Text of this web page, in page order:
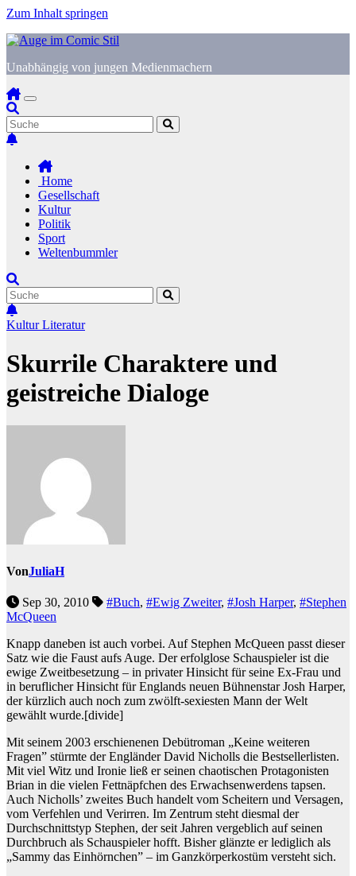
Zum Inhalt springen
Unabhängig von jungen Medienmachern
Home
Gesellschaft
Kultur
Politik
Sport
Weltenbummler
KulturLiteratur
Skurrile Charaktere und
geistreiche Dialoge
VonJuliaH
Sep 30, 2010 #Buch, #Ewig Zweiter, #Josh Harper, #Stephen
McQueen
Knapp daneben ist auch vorbei. Auf Stephen McQueen passt dieser
Satz wie die Faust aufs Auge. Der erfolglose Schauspieler ist die
ewige Zweitbesetzung – in privater Hinsicht für seine Ex-Frau und
in beruflicher Hinsicht für Englands neuen Bühnenstar Josh Harper,
der kürzlich auch noch zum zwölft-sexiesten Mann der Welt
gewählt wurde.[divide]
Mit seinem 2003 erschienenen Debütroman „Keine weiteren
Fragen” stürmte der Engländer David Nicholls die Bestsellerlisten.
Mit viel Witz und Ironie ließ er seinen chaotischen Protagonisten
Brian in die vielen Fettnäpfchen des Erwachsenwerdens tapsen.
Auch Nicholls’ zweites Buch handelt vom Scheitern und Versagen,
vom Verfehlen und Verirren. Im Zentrum steht diesmal der
Durchschnittstyp Stephen, der seit Jahren vergeblich auf seinen
Durchbruch als Schauspieler hofft. Bisher glänzte er lediglich als
„Sammy das Einhörnchen” – im Ganzkörperkostüm versteht sich.